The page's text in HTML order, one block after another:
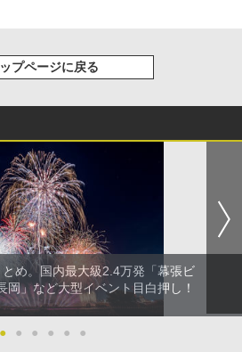
ップページに戻る
め。国内最大級2.4万発「幕張ビ
岡」など大型イベント目白押し！
● ● ● ● ● ●